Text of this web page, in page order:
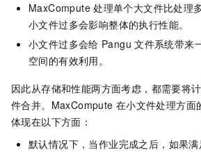
MaxCompute 处理单个大文件比处理
小文件过多会影响整体的执行性能。
小文件过多会给 Pangu 文件系统带来
空间的有效利用。
因此从存储和性能两方面考虑，都需要将
件合并。MaxCompute 在小文件处理方面
体现在以下方面：
默认情况下，当作业完成之后，如果